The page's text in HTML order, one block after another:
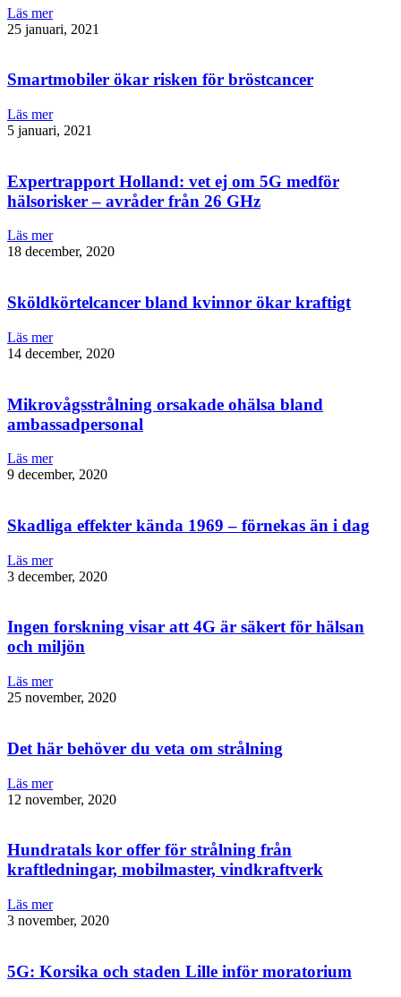
Läs mer
25 januari, 2021
Smartmobiler ökar risken för bröstcancer
Läs mer
5 januari, 2021
Expertrapport Holland: vet ej om 5G medför
hälsorisker – avråder från 26 GHz
Läs mer
18 december, 2020
Sköldkörtelcancer bland kvinnor ökar kraftigt
Läs mer
14 december, 2020
Mikrovågsstrålning orsakade ohälsa bland
ambassadpersonal
Läs mer
9 december, 2020
Skadliga effekter kända 1969 – förnekas än i dag
Läs mer
3 december, 2020
Ingen forskning visar att 4G är säkert för hälsan
och miljön
Läs mer
25 november, 2020
Det här behöver du veta om strålning
Läs mer
12 november, 2020
Hundratals kor offer för strålning från
kraftledningar, mobilmaster, vindkraftverk
Läs mer
3 november, 2020
5G: Korsika och staden Lille inför moratorium